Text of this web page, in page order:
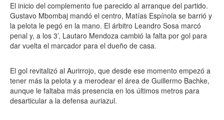
El inicio del complemento fue parecido al arranque del partido.
Gustavo Mbombaj mandó el centro, Matías Espínola se barrió y
la pelota le pegó en la mano. El árbitro Leandro Sosa marcó
penal y, a los 3’, Lautaro Mendoza cambió la falta por gol para
dar vuelta el marcador para el dueño de casa.
El gol revitalizó al Aurirrojo, que desde ese momento empezó a
tener más la pelota y a merodear el área de Guillermo Bachke,
aunque le faltaba más presencia en los últimos metros para
desarticular a la defensa auriazul.